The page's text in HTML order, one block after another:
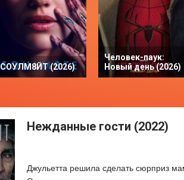
СОУЛМ8ЙТ (2026)
Человек-паук:
Новый день (2026)
Нежданные гости (2022)
Джульетта решила сделать сюрприз